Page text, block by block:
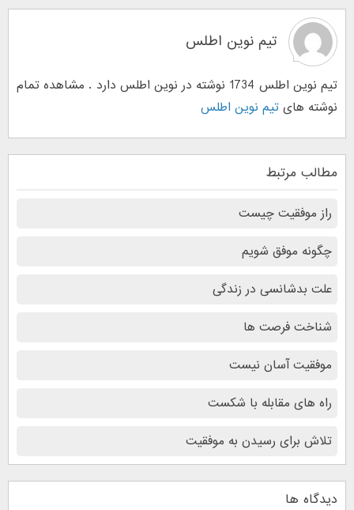
تیم نوین اطلس
تیم نوین اطلس 1734 نوشته در نوین اطلس دارد . مشاهده تمام
نوشته های تیم نوین اطلس
مطالب مرتبط
راز موفقیت چیست
چگونه موفق شویم
علت بدشانسی در زندگی
شناخت فرصت ها
موفقیت آسان نیست
راه های مقابله با شکست
تلاش برای رسیدن به موفقیت
دیدگاه ها